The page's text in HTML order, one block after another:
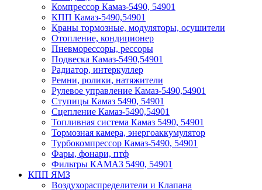
Компрессор Камаз-5490, 54901
КПП Камаз-5490,54901
Краны тормозные, модуляторы, осушители
Отопление, кондиционер
Пневморессоры, рессоры
Подвеска Камаз-5490,54901
Радиатор, интеркуллер
Ремни, ролики, натяжители
Рулевое управление Камаз-5490,54901
Ступицы Камаз 5490, 54901
Сцепление Камаз-5490,54901
Топливная система Камаз 5490, 54901
Тормозная камера, энергоаккумулятор
Турбокомпрессор Камаз-5490, 54901
Фары, фонари, птф
Фильтры КАМАЗ 5490, 54901
КПП ЯМЗ
Воздухораспределители и Клапана